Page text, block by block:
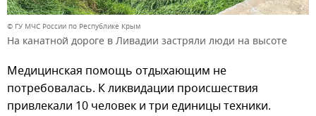
© ГУ МЧС России по Республике Крым
На канатной дороге в Ливадии застряли люди на высоте
Медицинская помощь отдыхающим не
потребовалась. К ликвидации происшествия
привлекали 10 человек и три единицы техники.